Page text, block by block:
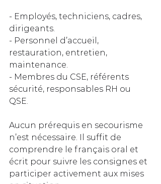
- Employés, techniciens, cadres,
dirigeants.
- Personnel d’accueil,
restauration, entretien,
maintenance.
- Membres du CSE, référents
sécurité, responsables RH ou
QSE.
Aucun prérequis en secourisme
n’est nécessaire. Il suffit de
comprendre le français oral et
écrit pour suivre les consignes et
participer activement aux mises